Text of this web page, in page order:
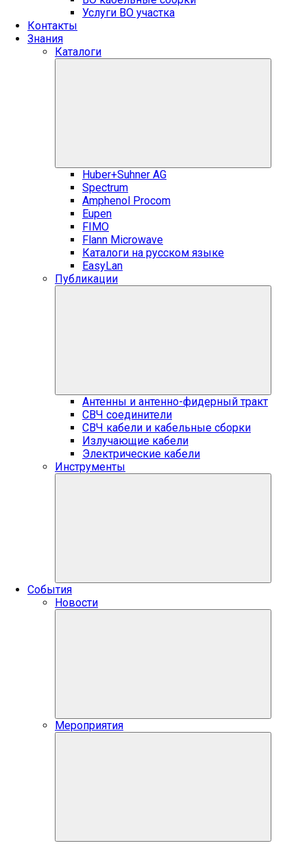
Услуги ВО участка
Контакты
Знания
Каталоги
Huber+Suhner AG
Spectrum
Amphenol Procom
Eupen
FIMO
Flann Microwave
Каталоги на русском языке
EasyLan
Публикации
Антенны и антенно-фидерный тракт
СВЧ соединители
СВЧ кабели и кабельные сборки
Излучающие кабели
Электрические кабели
Инструменты
События
Новости
Мероприятия